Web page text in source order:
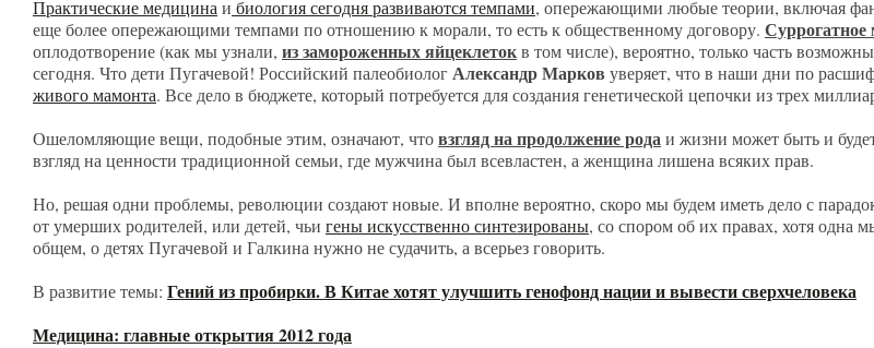
Практические медицина и биология сегодня развиваются темпами, опережающими любые теории, включая
еще более опережающими темпами по отношению к морали, то есть к общественному договору. Суррогатное
оплодотворение (как мы узнали, из замороженных яйцеклетокв том числе), вероятно, только часть
сегодня. Что дети Пугачевой! Российский палеобиологАлександр Марков уверяет, что в наши дни по
живого мамонта. Все дело в бюджете, который потребуется для создания генетической цепочки из трех
Ошеломляющие вещи, подобные этим, означают, чтовзгляд на продолжение родаи жизни может быть и
взгляд на ценности традиционной семьи, где мужчина был всевластен, а женщина лишена всяких прав.
Но, решая одни проблемы, революции создают новые. И вполне вероятно, скоро мы будем иметь дело с
от умерших родителей, или детей, чьи гены искусственно синтезированы, со спором об их правах, хотя одна
общем, о детях Пугачевой и Галкина нужно не судачить, а всерьез говорить.
В развитие темы: Гений из пробирки. В Китае хотят улучшить генофонд нации и вывести сверхчеловека
Медицина: главные открытия 2012 года